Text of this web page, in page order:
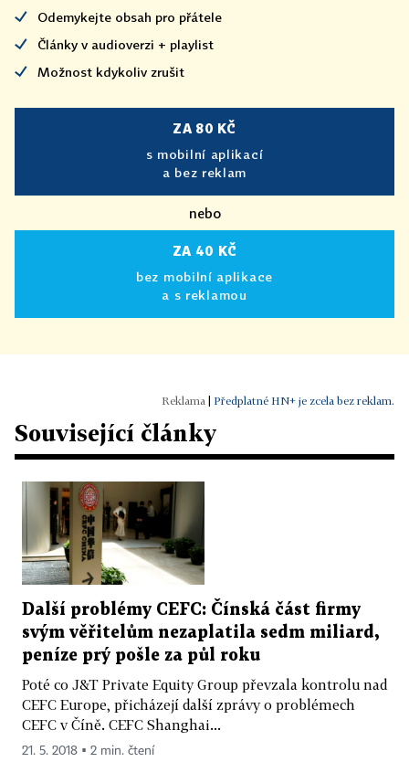
Odemykejte obsah pro přátele
Články v audioverzi + playlist
Možnost kdykoliv zrušit
ZA 80 KČ
s mobilní aplikací
a bez reklam
nebo
ZA 40 KČ
bez mobilní aplikace
a s reklamou
Předplatné HN+ je zcela bez reklam.
Související články
Další problémy CEFC: Čínská část firmy
svým věřitelům nezaplatila sedm miliard,
peníze prý pošle za půl roku
Poté co J&T Private Equity Group převzala kontrolu nad
CEFC Europe, přicházejí další zprávy o problémech
CEFC v Číně. CEFC Shanghai...
21. 5. 2018 ▪ 2 min. čtení